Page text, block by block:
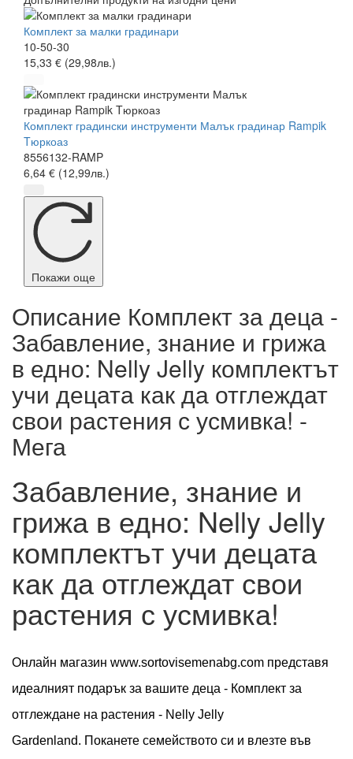
Комплект за малки градинари
10-50-30
15,33 € (29,98лв.)
Комплект градински инструменти Малък градинар Rampik
Tюркоаз
8556132-RAMP
6,64 € (12,99лв.)
Покажи още
Описание Комплект за деца -
Забавление, знание и грижа
в едно: Nelly Jelly комплектът
учи децата как да отглеждат
свои растения с усмивка! -
Мега
Забавление, знание и
грижа в едно: Nelly Jelly
комплектът учи децата
как да отглеждат свои
растения с усмивка!
Онлайн магазин www.sortovisemenabg.com представя
идеалният подарък за вашите деца - Комплект за
отглеждане на растения - Nelly Jelly
Gardenland. Поканете семейството си и влезте във